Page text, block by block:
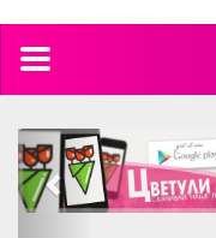
Toggle
previous